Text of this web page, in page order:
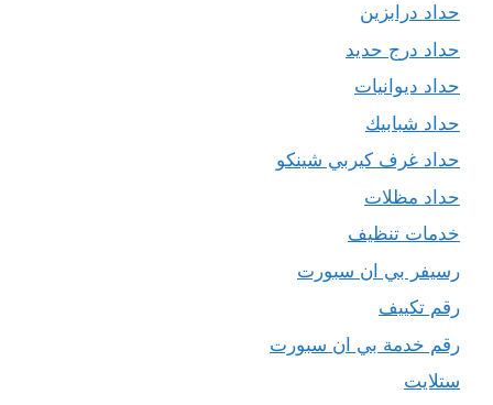
حداد درابزين
حداد درج حديد
حداد ديوانيات
حداد شبابيك
حداد غرف كيربي شينكو
حداد مظلات
خدمات تنظيف
رسيفر بي ان سبورت
رقم تكييف
رقم خدمة بي ان سبورت
ستلايت